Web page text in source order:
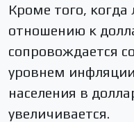
Кроме того, когда
отношению к
сопровождается
уровнем
населения в
увеличивается.